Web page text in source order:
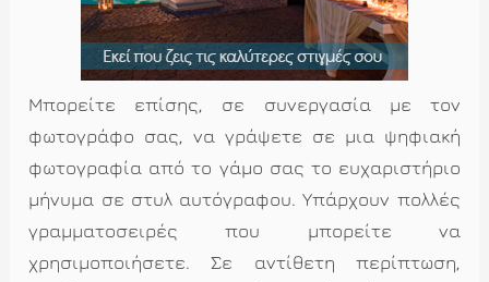
Μπορείτε επίσης, σε συνεργασία με τον
φωτογράφο σας, να γράψετε σε μια ψηφιακή
φωτογραφία από το γάμο σας το ευχαριστήριο
μήνυμα σε στυλ αυτόγραφου. Υπάρχουν πολλές
γραμματοσειρές που μπορείτε να
χρησιμοποιήσετε. Σε αντίθετη περίπτωση,